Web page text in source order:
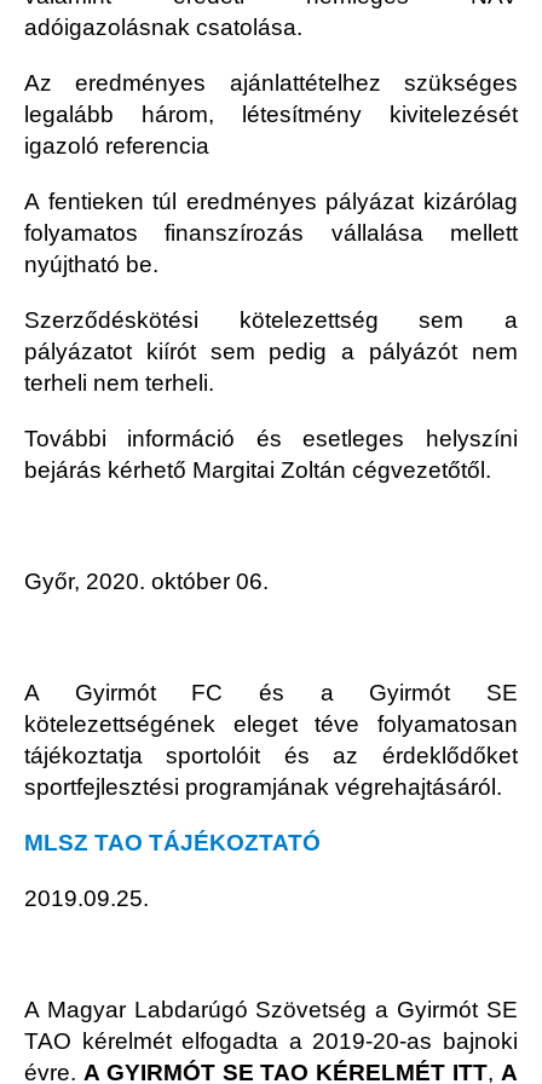
adóigazolásnak csatolása.
Az eredményes ajánlattételhez szükséges
legalább három, létesítmény kivitelezését
igazoló referencia
A fentieken túl eredményes pályázat kizárólag
folyamatos finanszírozás vállalása mellett
nyújtható be.
Szerződéskötési kötelezettség sem a
pályázatot kiírót sem pedig a pályázót nem
terheli nem terheli.
További információ és esetleges helyszíni
bejárás kérhető Margitai Zoltán cégvezetőtől.
Győr, 2020. október 06.
A Gyirmót FC és a Gyirmót SE
kötelezettségének eleget téve folyamatosan
tájékoztatja sportolóit és az érdeklődőket
sportfejlesztési programjának végrehajtásáról.
MLSZ TAO TÁJÉKOZTATÓ
2019.09.25.
A Magyar Labdarúgó Szövetség a Gyirmót SE
TAO kérelmét elfogadta a 2019-20-as bajnoki
évre. A GYIRMÓT SE TAO KÉRELMÉT ITT,A